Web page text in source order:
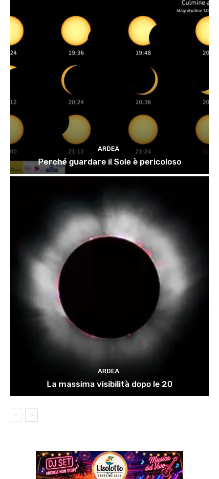
ARDEA
Perché guardare il Sole è pericoloso
ARDEA
La massima visibilità dopo le 20